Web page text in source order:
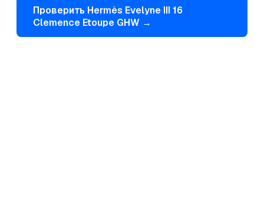
Проверить Hermès Evelyne III 16
Clemence Etoupe GHW →